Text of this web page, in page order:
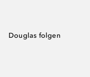
Douglas folgen